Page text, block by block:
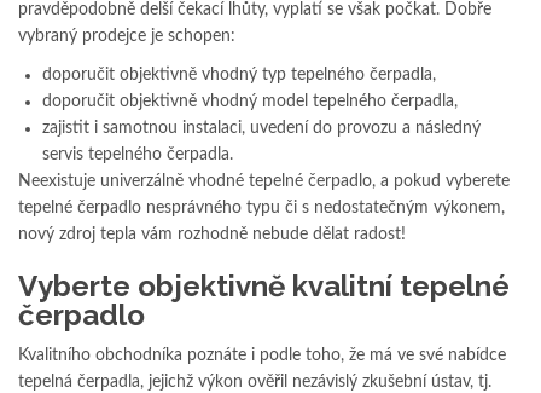
pravděpodobně delší čekací lhůty, vyplatí se však počkat. Dobře
vybraný prodejce je schopen:
doporučit objektivně vhodný typ tepelného čerpadla,
doporučit objektivně vhodný model tepelného čerpadla,
zajistit i samotnou instalaci, uvedení do provozu a následný
servis tepelného čerpadla.
Neexistuje univerzálně vhodné tepelné čerpadlo, a pokud vyberete
tepelné čerpadlo nesprávného typu či s nedostatečným výkonem,
nový zdroj tepla vám rozhodně nebude dělat radost!
Vyberte objektivně kvalitní tepelné
čerpadlo
Kvalitního obchodníka poznáte i podle toho, že má ve své nabídce
tepelná čerpadla, jejichž výkon ověřil nezávislý zkušební ústav, tj.